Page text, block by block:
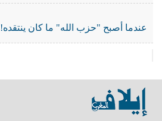
عندما أصبح "حزب الله" ما كان ينتقده!